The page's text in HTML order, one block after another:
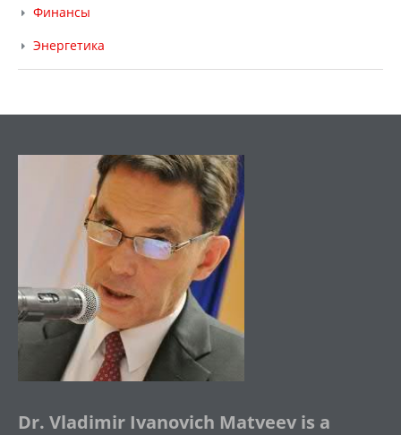
Финансы
Энергетика
Dr. Vladimir Ivanovich Matveev is a